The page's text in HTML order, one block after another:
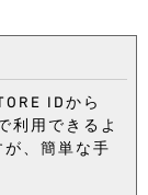
IDから
利用できるよ
、簡単な手